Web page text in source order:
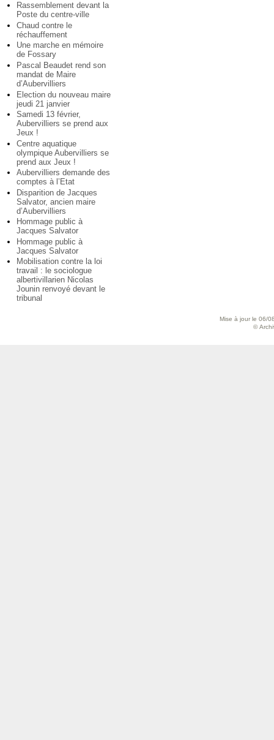
Rassemblement devant la
Poste du centre-ville
Chaud contre le
réchauffement
Une marche en mémoire
de Fossary
Pascal Beaudet rend son
mandat de Maire
d’Aubervilliers
Election du nouveau maire
jeudi 21 janvier
Samedi 13 février,
Aubervilliers se prend aux
Jeux !
Centre aquatique
olympique Aubervilliers se
prend aux Jeux !
Aubervilliers demande des
comptes à l’Etat
Disparition de Jacques
Salvator, ancien maire
d’Aubervilliers
Hommage public à
Jacques Salvator
Hommage public à
Jacques Salvator
Mobilisation contre la loi
travail : le sociologue
albertivillarien Nicolas
Jounin renvoyé devant le
tribunal
Mise à jour le 06/
©